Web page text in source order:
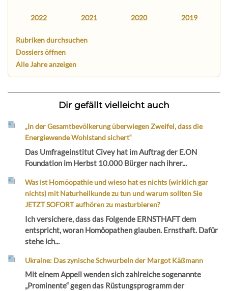
2022 2021 2020 2019
Rubriken durchsuchen
Dossiers öffnen
Alle Jahre anzeigen
Dir gefällt vielleicht auch
„In der Gesamtbevölkerung überwiegen Zweifel, dass die
Energiewende Wohlstand sichert“
Das Umfrageinstitut Civey hat im Auftrag der E.ON
Foundation im Herbst 10.000 Bürger nach ihrer...
Was ist Homöopathie und wieso hat es nichts (wirklich gar
nichts) mit Naturheilkunde zu tun und warum sollten Sie
JETZT SOFORT aufhören zu masturbieren?
Ich versichere, dass das Folgende ERNSTHAFT dem
entspricht, woran Homöopathen glauben. Ernsthaft. Dafür
stehe ich...
Ukraine: Das zynische Schwurbeln der Margot Käßmann
Mit einem Appell wenden sich zahlreiche sogenannte
„Prominente“ gegen das Rüstungsprogramm der